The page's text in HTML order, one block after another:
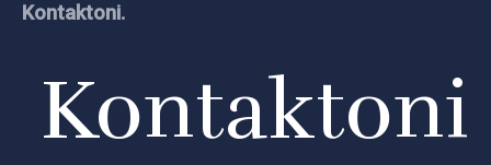
Kontaktoni.
Kontaktoni